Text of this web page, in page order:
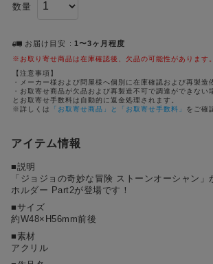
ー
ー
ド
1位 #ポケットモンスター（ポケモン）
2位 #ハイキュー!!
4位 #名探偵コナン
5位 #呪術廻戦 #進
数量
お届け目安 1〜3ヶ月程度
※お取り寄せ商品は在庫確認後、欠品の可能性があります。
【注意事項】
・メーカー様および問屋様へ個別に在庫確認および再製造
・お取寄せ商品が欠品および再製造不可で調達ができない
とお取寄せ手数料は自動的に返金処理されます。
※詳しくは
「お取寄せ商品」と「お取寄せ手数料」 をご確
アイテム情報
■説明
「ジョジョの奇妙な冒険 ストーンオーシャン」
ホルダー Part2が登場です！
■サイズ
約W48×H56mm前後
■素材
アクリル